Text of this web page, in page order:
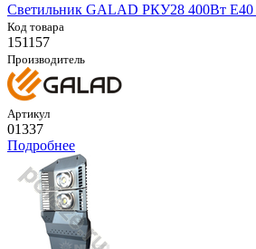
Светильник GALAD РКУ28 400Вт E40
Код товара
151157
Производитель
Артикул
01337
Подробнее